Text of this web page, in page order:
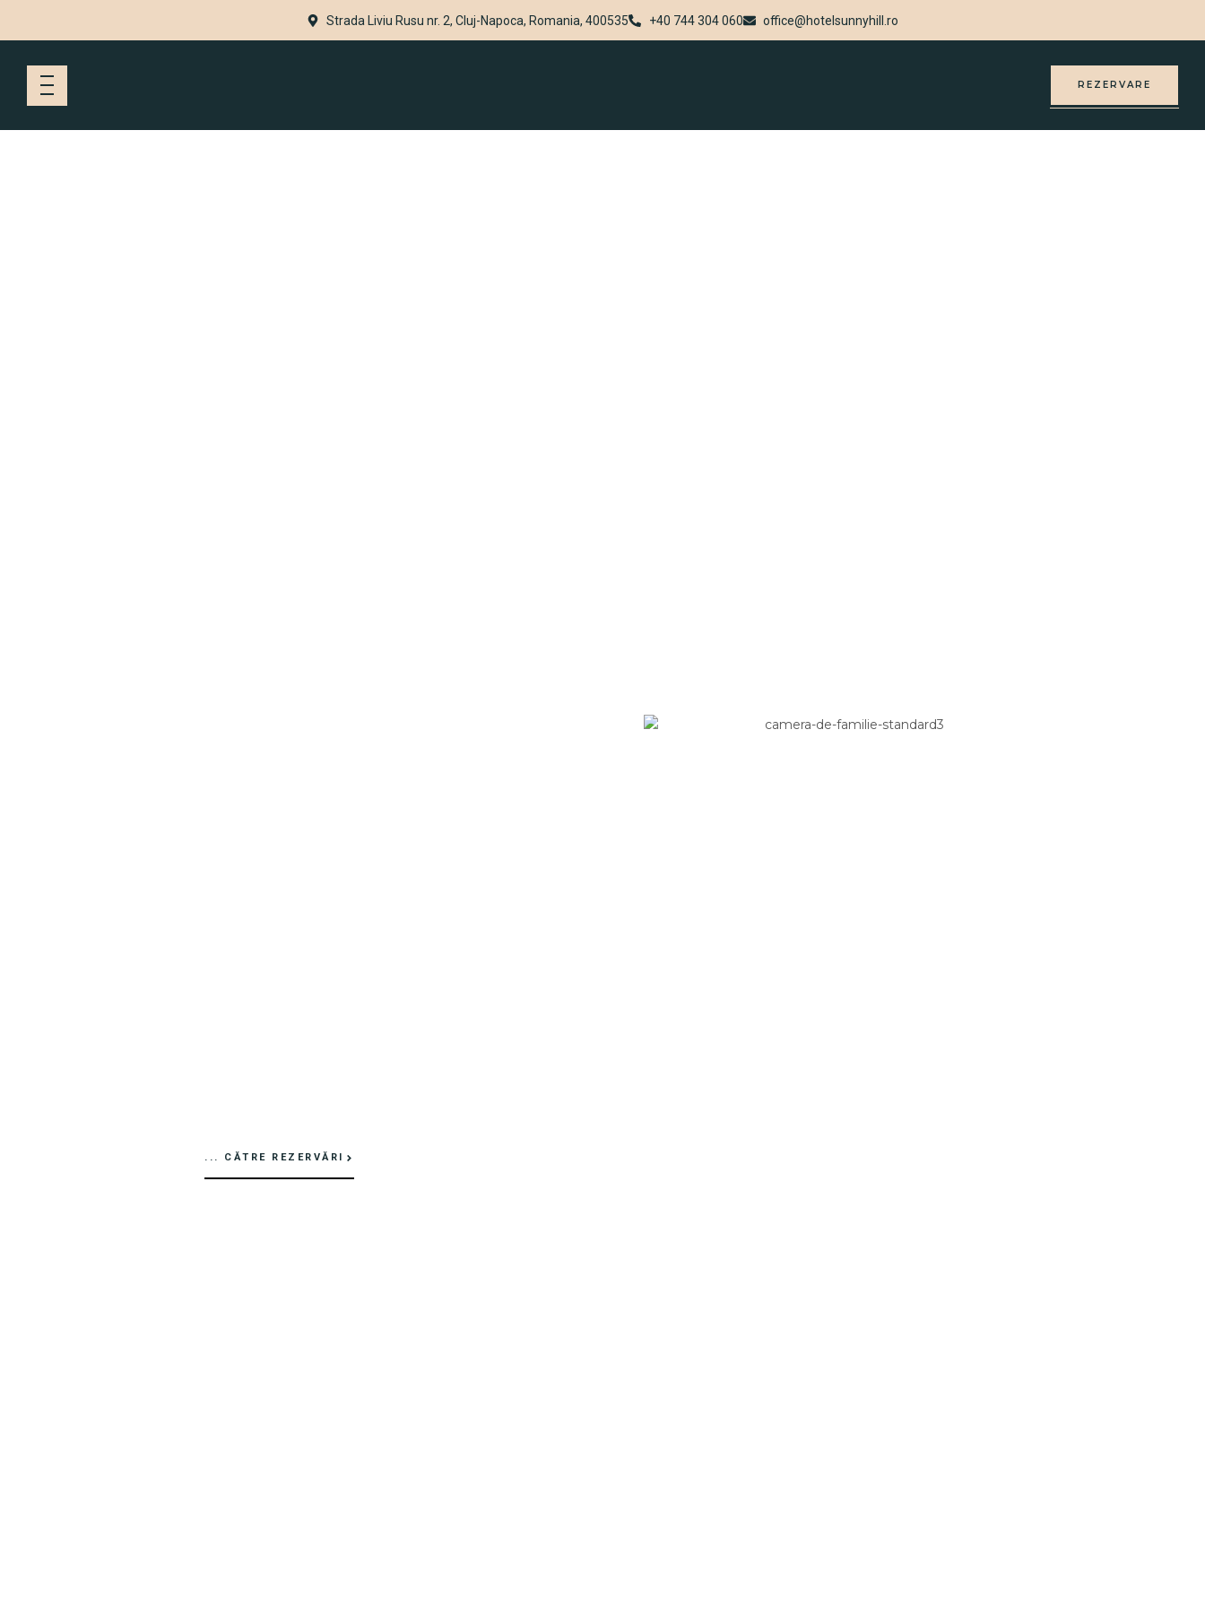
Strada Liviu Rusu nr. 2, Cluj-Napoca, Romania, 400535 +40 744 304 060 office@hotelsunnyhill.ro
REZERVARE
... CĂTRE REZERVĂRI